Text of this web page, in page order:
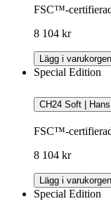
FSC™-
8 104 kr
Lägg i varukorgen
Special Edition
CH24 Soft |
FSC™-
8 104 kr
Lägg i varukorgen
Special Edition